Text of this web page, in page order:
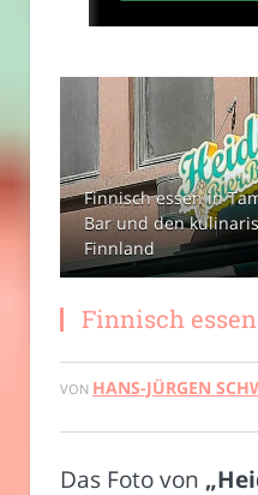
Finnisch essen in
Bar und den
Finnland
Finnisch
VON HANS-JÜRGEN
Das Foto von